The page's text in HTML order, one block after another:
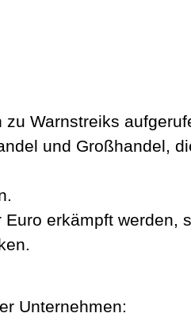
Warnstreiks
und Großhandel,
erkämpft werden,
Unternehmen: